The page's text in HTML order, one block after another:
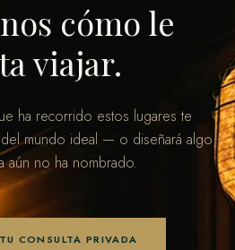
cómo le
viajar.
ha recorrido estos lugares te
mundo ideal — o diseñará algo
aún no ha nombrado.
CONSULTA PRIVADA